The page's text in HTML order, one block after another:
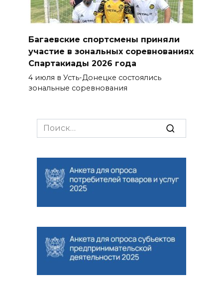
Багаевские спортсмены приняли
участие в зональных соревнованиях
Спартакиады 2026 года
4 июля в Усть-Донецке состоялись
зональные соревнования
Search
for: